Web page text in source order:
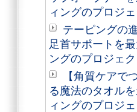
ィングのプロジ
テーピングの
足首サポートを
ングのプロジェ
【角質ケアで
る魔法のタオル
ィングのプロジ